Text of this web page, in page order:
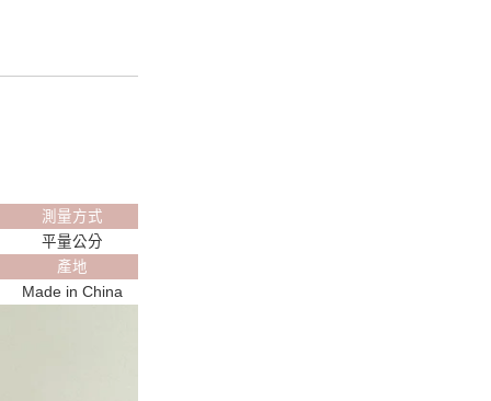
測量方式
平量公分
產地
Made in China